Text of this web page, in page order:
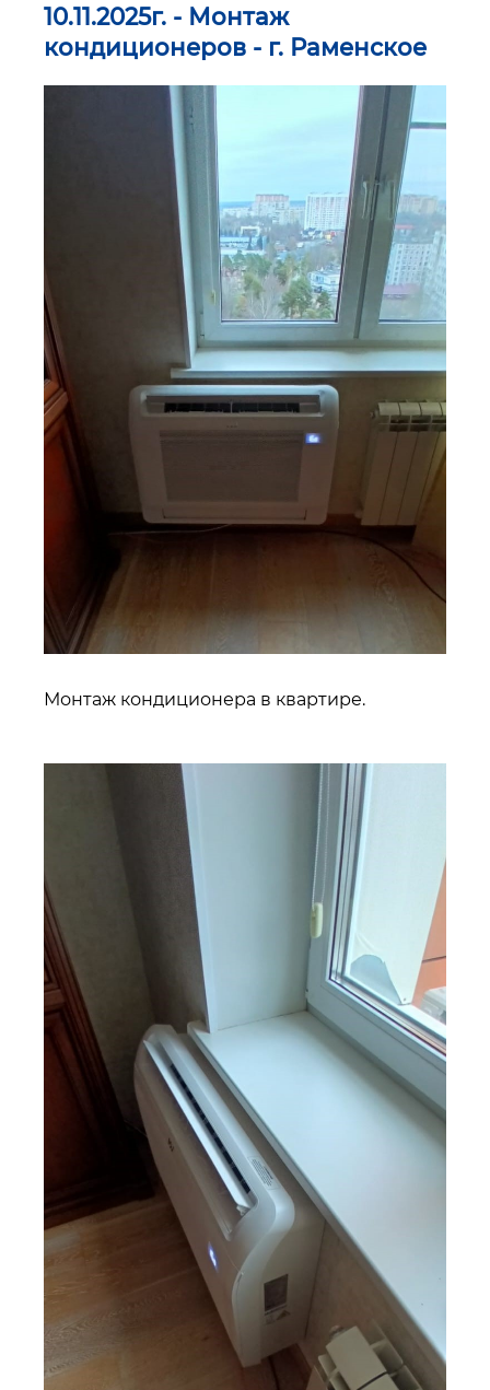
10.11.2025г. - Монтаж
кондиционеров - г. Раменское
Монтаж кондиционера в квартире.